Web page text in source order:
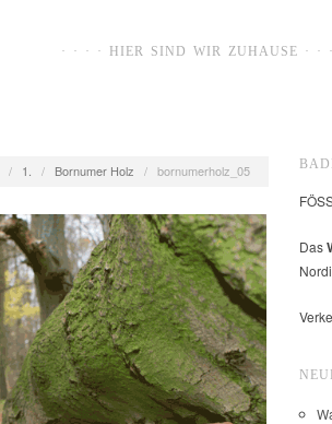
· · · · HIER SIND WIR ZUHAUSE · ·
/ 1. / Bornumer Holz / bornumerholz_05
Das